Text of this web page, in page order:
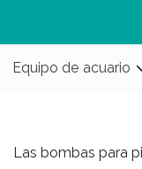
Equipo de acuario
Las bombas para